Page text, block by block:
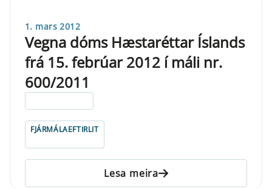
1. mars 2012
Vegna dóms Hæstaréttar Íslands
frá 15. febrúar 2012 í máli nr.
600/2011
FJÁRMÁLAEFTIRLIT
Lesa meira